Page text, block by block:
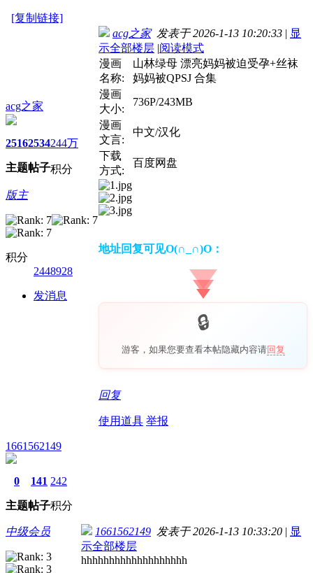
[复制链接]
acg之家
2516
主题
2534
帖子
244万
积分
版主
积分
2448928
发消息
acg之家发表于 2026-1-13 10:20:33 | 显
示全部楼层 |阅读模式
漫画
名称:
山林绿母 漂亮妈妈被迫受孕+丝袜
妈妈被QPSJ 合集
漫画
大小:
736P/243MB
漫画
文言:
中文/汉化
下载
方式:
百度网盘
地址回复可见O(∩_∩)O：
游客，如果您要查看本帖隐藏内容请回复
回复
使用道具 举报
1661562149
0
主题
141
帖子
242
积分
中级会员 1661562149 发表于 2026-1-13 10:33:20 | 显
示全部楼层
hhhhhhhhhhhhhhhhhhh